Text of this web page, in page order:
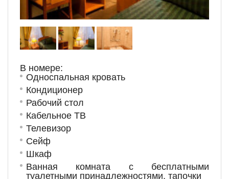
В номере:
Односпальная кровать
Кондиционер
Рабочий стол
Кабельное ТВ
Телевизор
Сейф
Шкаф
Ванная комната с бесплатными
туалетными принадлежностями, тапочки